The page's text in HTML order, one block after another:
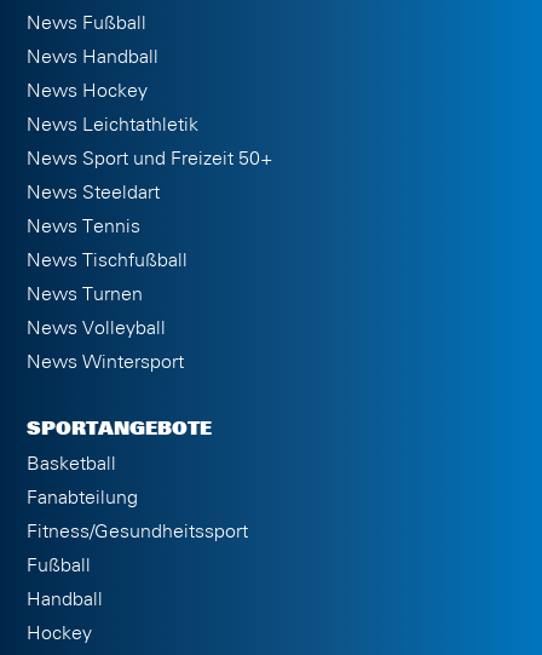
News Fußball
News Handball
News Hockey
News Leichtathletik
News Sport und Freizeit 50+
News Steeldart
News Tennis
News Tischfußball
News Turnen
News Volleyball
News Wintersport
SPORTANGEBOTE
Basketball
Fanabteilung
Fitness/Gesundheitssport
Fußball
Handball
Hockey